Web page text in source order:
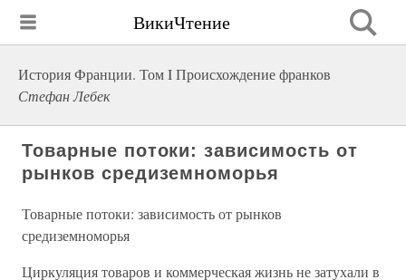
ВикиЧтение
История Франции. Том I Происхождение франков
Стефан Лебек
Товарные потоки: зависимость от
рынков средиземноморья
Товарные потоки: зависимость от рынков
средиземноморья
Циркуляция товаров и коммерческая жизнь не затухали в